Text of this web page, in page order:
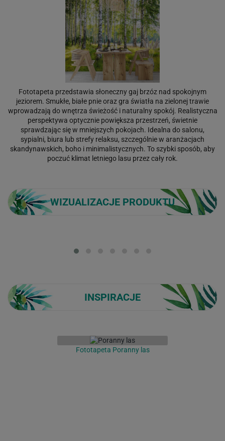
Fototapeta przedstawia słoneczny gaj brzóz nad spokojnym
jeziorem. Smukłe, białe pnie oraz gra światła na zielonej trawie
wprowadzają do wnętrza świeżość i naturalny spokój. Realistyczna
perspektywa optycznie powiększa przestrzeń, świetnie
sprawdzając się w mniejszych pokojach. Idealna do salonu,
sypialni, biura lub strefy relaksu, szczególnie w aranżacjach
skandynawskich, boho i minimalistycznych. To szybki sposób, aby
poczuć klimat letniego lasu przez cały rok.
WIZUALIZACJE PRODUKTU
INSPIRACJE
Fototapeta Poranny las